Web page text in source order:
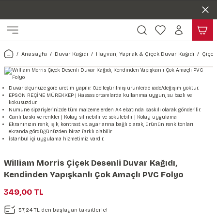
Harita & Şehir Duvar Kağıdı
Türkiye Serisi Duvar Kağıdı
Şehir & Ülke Duvar Kağıdı
Duvar Kağıdı
Çiçek Duvar Kağıdı
Hayvan, Yaprak & Çiçek
Yaprak Desenli Duvar Kağıdı
Hayvan Duvar Kağıdı
Kağıdı
Doğa & Manza Duvar Kağıdı
Manzara Duvar Kağıdı
Orman Duvar Kağıdı
Uzay Duvar Kağıdı
Tasarım & Sanatsal Duvar
Sanat Duvar Kağıdı
Geometrik Duvar Kağıdı
Müzik Duvar Kağıdı
Araba Duvar Kağıdı
Sağlık Duvar Kağıdı
Taş Desenli Duvar Kağıdı
Ahşap, Mermer & Taş
Mermer Desenli Duvar Kağıdı
Taş Desenli Duvar Kağıdı
Ahşap Desenli Duvar Kağıdı
Kağıdı Stickeri
Seti
Anasayfa Duvar Kağıdı Hayvan, Yaprak & Çiçek Duvar Kağıdı Çiçek
Duvar ölçünüze göre üretim yapılır. Özelleştirilmiş ürünlerde iade/değişim yoktur.
EPSON REÇİNE MÜREKKEP | Hassas ortamlarda kullanıma uygun, su bazlı ve
kokusuzdur.
Numune siparişlerinizde tüm malzemelerden A4 ebatında baskılı olarak gönderilir.
Canlı baskı ve renkler | Kolay silinebilir ve sökülebilir | Kolay uygulama
Ekranınızın renk, ışık, kontrast vb. ayarlarına bağlı olarak, ürünün renk tonları
ekranda gördüğünüzden biraz farklı olabilir.
İstanbul içi uygulama hizmetimiz vardır.
William Morris Çiçek Desenli Duvar Kağıdı,
Kendinden Yapışkanlı Çok Amaçlı PVC Folyo
349,00 TL
37,24 TL den başlayan taksitlerle!